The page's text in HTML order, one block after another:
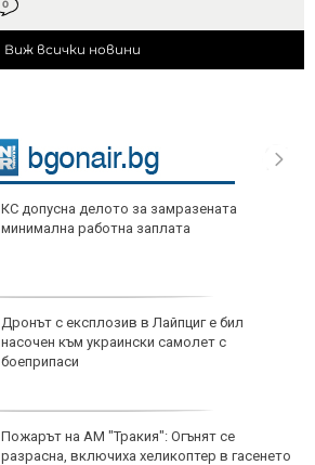
0
Виж всички новини
КС допусна делото за замразената
минимална работна заплата
Дронът с експлозив в Лайпциг е бил
насочен към украински самолет с
боеприпаси
Пожарът на АМ "Тракия": Огънят се
разрасна, включиха хеликоптер в гасенето